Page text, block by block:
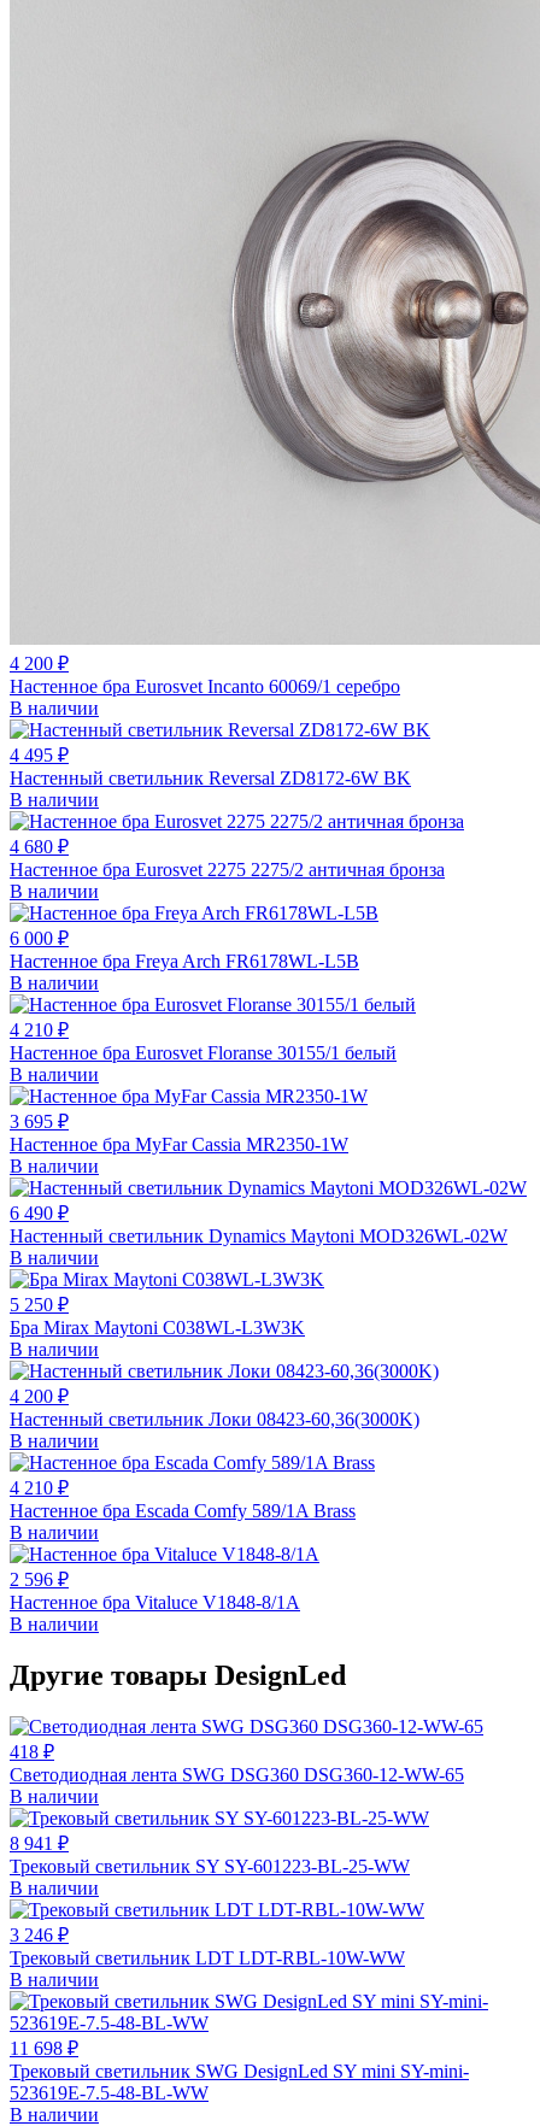
4 200 ₽
Настенное бра Eurosvet Incanto 60069/1 серебро
В наличии
4 495 ₽
Настенный светильник Reversal ZD8172-6W BK
В наличии
4 680 ₽
Настенное бра Eurosvet 2275 2275/2 античная бронза
В наличии
6 000 ₽
Настенное бра Freya Arch FR6178WL-L5B
В наличии
4 210 ₽
Настенное бра Eurosvet Floranse 30155/1 белый
В наличии
3 695 ₽
Настенное бра MyFar Cassia MR2350-1W
В наличии
6 490 ₽
Настенный светильник Dynamics Maytoni MOD326WL-02W
В наличии
5 250 ₽
Бра Mirax Maytoni C038WL-L3W3K
В наличии
4 200 ₽
Настенный светильник Локи 08423-60,36(3000K)
В наличии
4 210 ₽
Настенное бра Escada Comfy 589/1A Brass
В наличии
2 596 ₽
Настенное бра Vitaluce V1848-8/1A
В наличии
Другие товары DesignLed
418 ₽
Светодиодная лента SWG DSG360 DSG360-12-WW-65
В наличии
8 941 ₽
Трековый светильник SY SY-601223-BL-25-WW
В наличии
3 246 ₽
Трековый светильник LDT LDT-RBL-10W-WW
В наличии
11 698 ₽
Трековый светильник SWG DesignLed SY mini SY-mini-
523619E-7.5-48-BL-WW
В наличии